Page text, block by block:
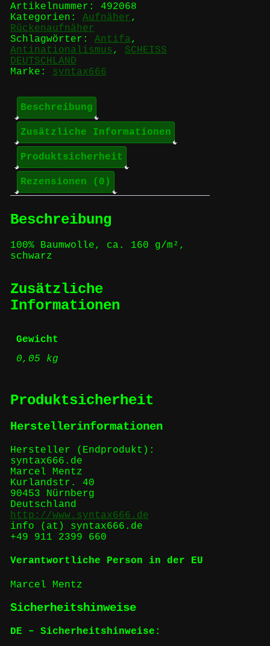
Rückenaufnäher
Menge
Artikelnummer: 492068
Kategorien: Aufnäher ,
Rückenaufnäher
Schlagwörter: Antifa,
Antinationalismus , SCHEISS
DEUTSCHLAND
Marke: syntax666
Beschreibung
Zusätzliche Informationen
Produktsicherheit
Rezensionen (0)
Beschreibung
100% Baumwolle, ca. 160 g/m²,
schwarz
Zusätzliche
Informationen
Gewicht
0,05 kg
Produktsicherheit
Herstellerinformationen
Hersteller (Endprodukt):
syntax666.de
Marcel Mentz
Kurlandstr. 40
90453 Nürnberg
Deutschland
http://www.syntax666.de
info (at) syntax666.de
+49 911 2399 660
Verantwortliche Person in der EU
Marcel Mentz
Sicherheitshinweise
DE – Sicherheitshinweise: